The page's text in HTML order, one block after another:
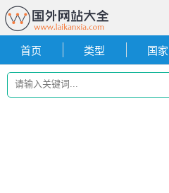
首页 类型 国家